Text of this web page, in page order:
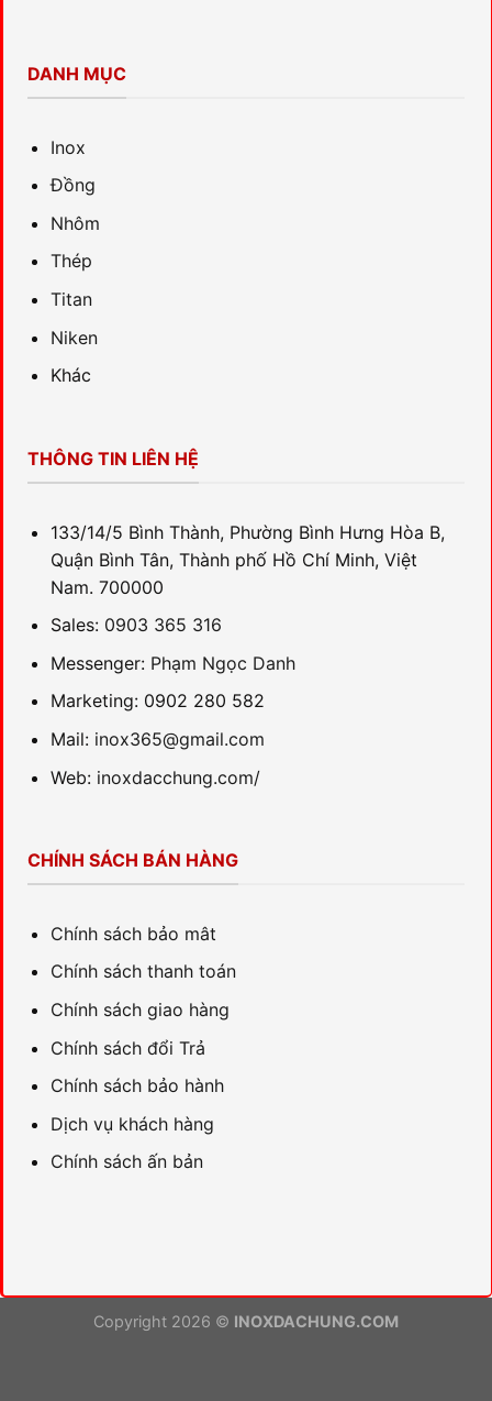
DANH MỤC
Inox
Đồng
Nhôm
Thép
Titan
Niken
Khác
THÔNG TIN LIÊN HỆ
133/14/5 Bình Thành, Phường Bình Hưng Hòa B,
Quận Bình Tân, Thành phố Hồ Chí Minh, Việt
Nam. 700000
Sales: 0903 365 316
Messenger: Phạm Ngọc Danh
Marketing: 0902 280 582
Mail: inox365@gmail.com
Web: inoxdacchung.com/
CHÍNH SÁCH BÁN HÀNG
Chính sách bảo mât
Chính sách thanh toán
Chính sách giao hàng
Chính sách đổi Trả
Chính sách bảo hành
Dịch vụ khách hàng
Chính sách ấn bản
Copyright 2026 © INOXDACHUNG.COM